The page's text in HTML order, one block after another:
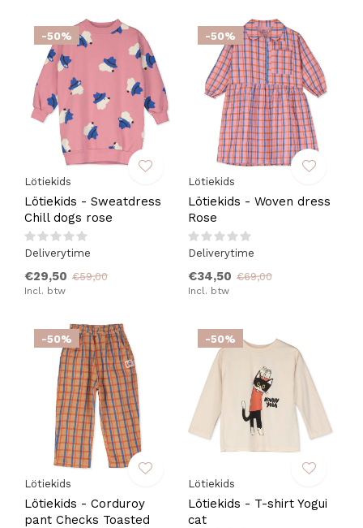
-50%
Lötiekids
Lötiekids - Sweatdress
Chill dogs rose
Deliverytime
€29,50 €59,00
Incl. btw
-50%
Lötiekids
Lötiekids - Woven dress
Rose
Deliverytime
€34,50 €69,00
Incl. btw
-50%
Lötiekids
Lötiekids - Corduroy
pant Checks Toasted
-50%
Lötiekids
Lötiekids - T-shirt Yogui
cat